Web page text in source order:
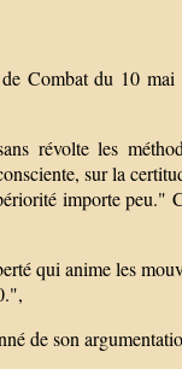
Combat du 10
révolte les
sur la
importe
qui anime les
de son